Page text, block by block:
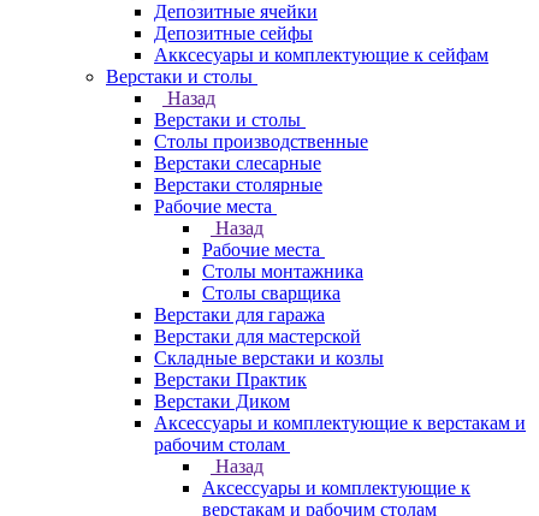
Депозитные ячейки
Депозитные сейфы
Акксесуары и комплектующие к сейфам
Верстаки и столы
Назад
Верстаки и столы
Столы производственные
Верстаки слесарные
Верстаки столярные
Рабочие места
Назад
Рабочие места
Столы монтажника
Столы сварщика
Верстаки для гаража
Верстаки для мастерской
Складные верстаки и козлы
Верстаки Практик
Верстаки Диком
Аксессуары и комплектующие к верстакам и
рабочим столам
Назад
Аксессуары и комплектующие к
верстакам и рабочим столам